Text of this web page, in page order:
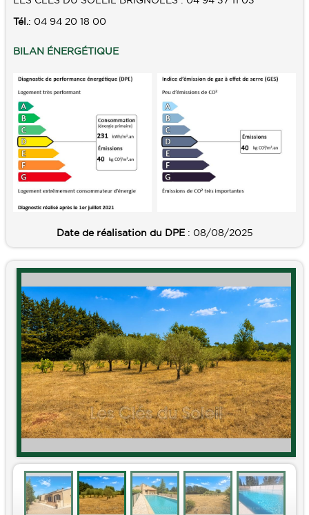
Tél.: 04 94 20 18 00
BILAN ÉNERGÉTIQUE
Date de réalisation du DPE: 08/08/2025